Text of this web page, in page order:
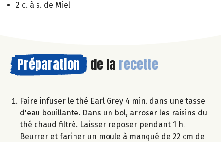
2 c. à s. de Miel
Préparation de la recette
Faire infuser le thé Earl Grey 4 min. dans une tasse
d'eau bouillante. Dans un bol, arroser les raisins du
thé chaud filtré. Laisser reposer pendant 1 h.
Beurrer et fariner un moule à manqué de 22 cm de